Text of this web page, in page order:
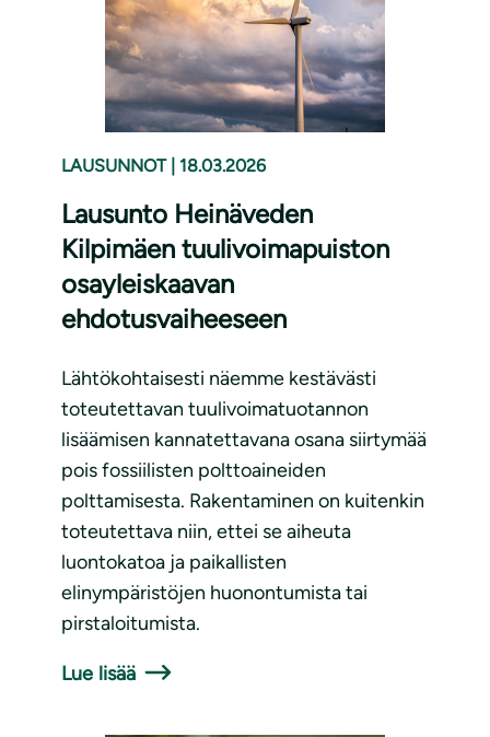
LAUSUNNOT 18.03.2026
Lausunto Heinäveden
Kilpimäen tuulivoimapuiston
osayleiskaavan
ehdotusvaiheeseen
Lähtökohtaisesti näemme kestävästi
toteutettavan tuulivoimatuotannon
lisäämisen kannatettavana osana siirtymää
pois fossiilisten polttoaineiden
polttamisesta. Rakentaminen on kuitenkin
toteutettava niin, ettei se aiheuta
luontokatoa ja paikallisten
elinympäristöjen huonontumista tai
pirstaloitumista.
Lue lisää